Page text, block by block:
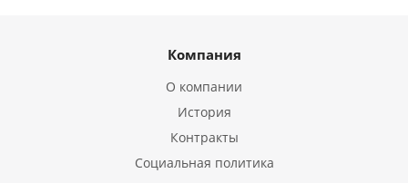
Компания
О компании
История
Контракты
Социальная политика